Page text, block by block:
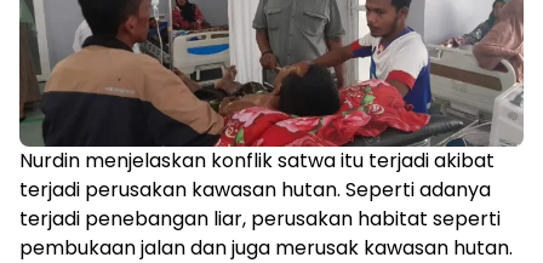
Nurdin menjelaskan konflik satwa itu terjadi akibat
terjadi perusakan kawasan hutan. Seperti adanya
terjadi penebangan liar, perusakan habitat seperti
pembukaan jalan dan juga merusak kawasan hutan.